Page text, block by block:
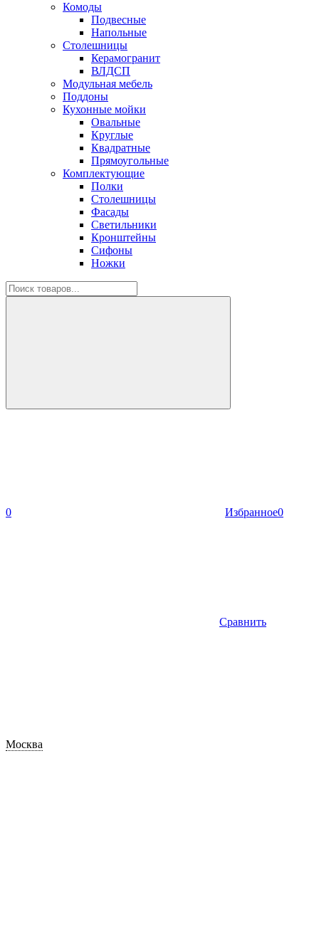
Комоды
Подвесные
Напольные
Столешницы
Керамогранит
ВЛДСП
Модульная мебель
Поддоны
Кухонные мойки
Овальные
Круглые
Квадратные
Прямоугольные
Комплектующие
Полки
Столешницы
Фасады
Светильники
Кронштейны
Сифоны
Ножки
0 Избранное0
Сравнить
Москва